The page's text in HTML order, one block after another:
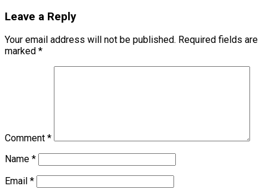
Leave a Reply
Your email address will not be published. Required fields are
marked *
Comment *
Name *
Email *